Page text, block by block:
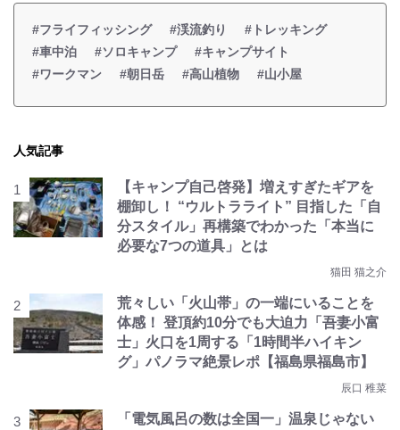
#フライフィッシング #渓流釣り
#トレッキング
#車中泊
#ソロキャンプ
#キャンプサイト
#ワークマン
#朝日岳 #高山植物 #山小屋
人気記事
【キャンプ自己啓発】増えすぎたギアを
棚卸し！ “ウルトラライト” 目指した「自
分スタイル」再構築でわかった「本当に
必要な7つの道具」とは
猫田 猫之介
荒々しい「火山帯」の一端にいることを
体感！ 登頂約10分でも大迫力「吾妻小富
士」火口を1周する「1時間半ハイキン
グ」パノラマ絶景レポ【福島県福島市】
辰口 稚菜
「電気風呂の数は全国一」温泉じゃない